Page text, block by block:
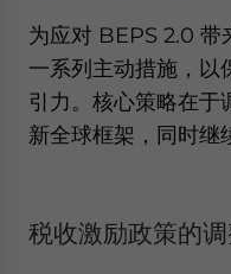
为应对 BEPS 2.0 带
一系列主动措施，以
引力。核心策略在于
新全球框架，同时继
税收激励政策的